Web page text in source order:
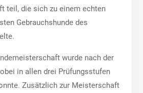
teil, die sich zu einem echten
Gebrauchshunde des
wurde nach der
in allen drei Prüfungsstufen
Zusätzlich zur Meisterschaft